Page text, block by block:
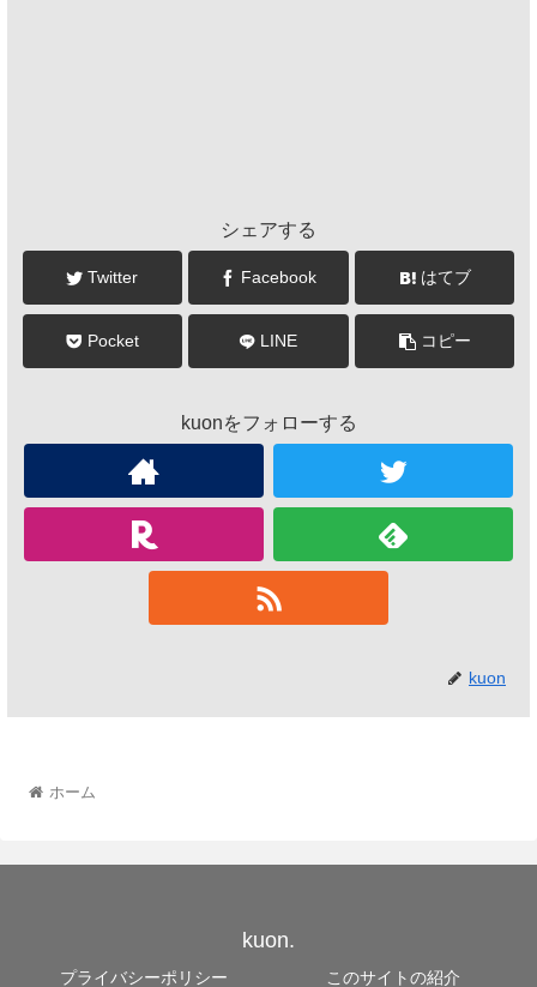
シェアする
Twitter Facebook はてブ
Pocket LINE コピー
kuonをフォローする
kuon
ホーム
kuon.
プライバシーポリシー このサイトの紹介